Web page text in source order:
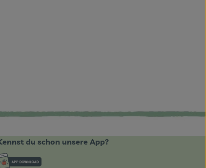
du schon unsere App?
Externer Link zu https://www.biobote-